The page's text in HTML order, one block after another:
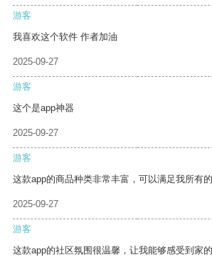
游客
我喜欢这个软件 作者加油
2025-09-27
游客
这个是app神器
2025-09-27
游客
这款app的商品种类非常丰富，可以满足我所有的
2025-09-27
游客
这款app的社区氛围很温馨，让我能够感受到家的